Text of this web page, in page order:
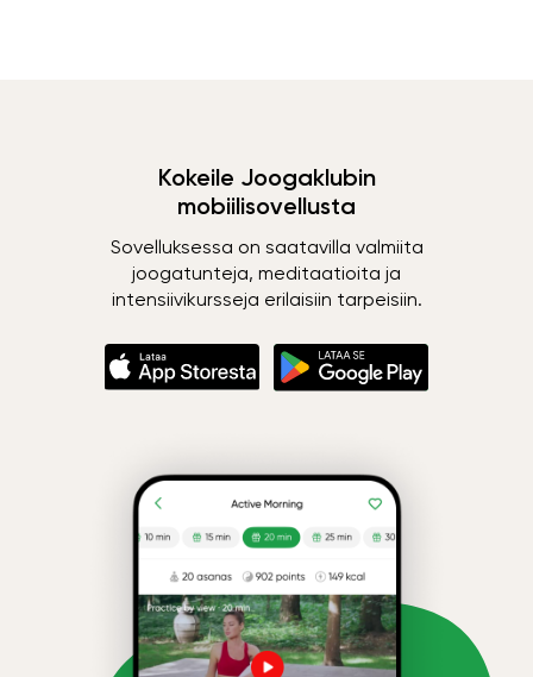
Kokeile Joogaklubin
mobiilisovellusta
Sovelluksessa on saatavilla valmiita
joogatunteja, meditaatioita ja
intensiivikursseja erilaisiin tarpeisiin.